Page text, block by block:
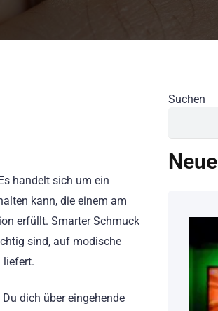
handelt sich um ein
kann, die einem am
erfüllt. Smarter Schmuck
sind, auf modische
liefert.
dich über eingehende
Suchen